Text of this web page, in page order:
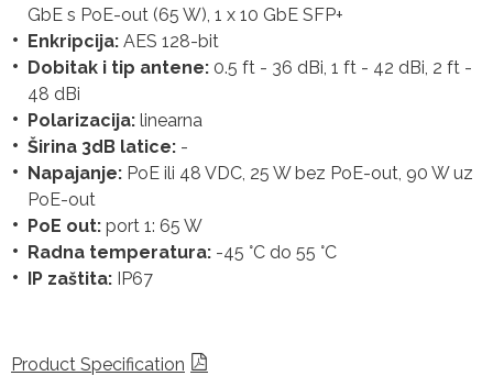
GbE s PoE-out (65 W), 1 x 10 GbE SFP+
Enkripcija: AES 128-bit
Dobitak i tip antene: 0.5 ft - 36 dBi, 1 ft - 42 dBi, 2 ft -
48 dBi
Polarizacija: linearna
Širina 3dB latice: -
Napajanje: PoE ili 48 VDC, 25 W bez PoE-out, 90 W uz
PoE-out
PoE out: port 1: 65 W
Radna temperatura: -45 °C do 55 °C
IP zaštita: IP67
Product Specification